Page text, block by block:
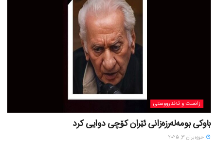
زانست و تەندرووستی
باوکی بومەلەرزەزانی ئێران کۆچی دوایی کرد
حوزه‌یران 3, 2025